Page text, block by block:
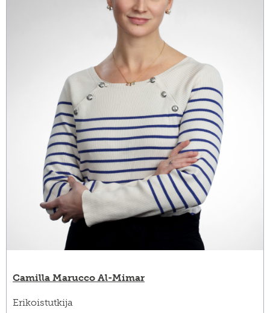
Camilla Marucco Al-Mimar
Erikoistutkija